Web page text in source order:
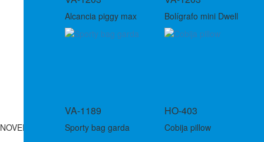
Alcancia piggy max Bolígrafo mini Dwell
VA-1189
Sporty bag garda
HO-403
Cobija pillow
NOVEDADES